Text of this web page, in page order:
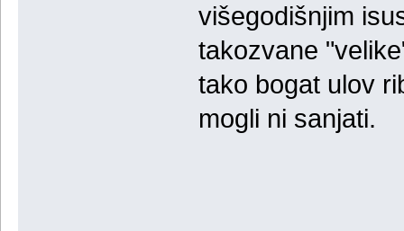
višegodišnjim
takozvane
tako bogat ulov
mogli ni sanjati.